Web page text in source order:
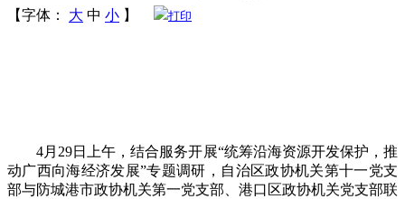
【字体：
大 中 小 】 打印
4月29日上午，结合服务开展“统筹沿海资源开发保护，推
动广西向海经济发展”专题调研，自治区政协机关第十一党支
部与防城港市政协机关第一党支部、港口区政协机关党支部联